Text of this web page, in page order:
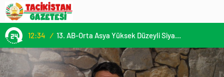
12:34 / 13. AB-Orta Asya Yüksek Düzeyli Siyasi ve Güvenlik Diyaloğuna Katılım